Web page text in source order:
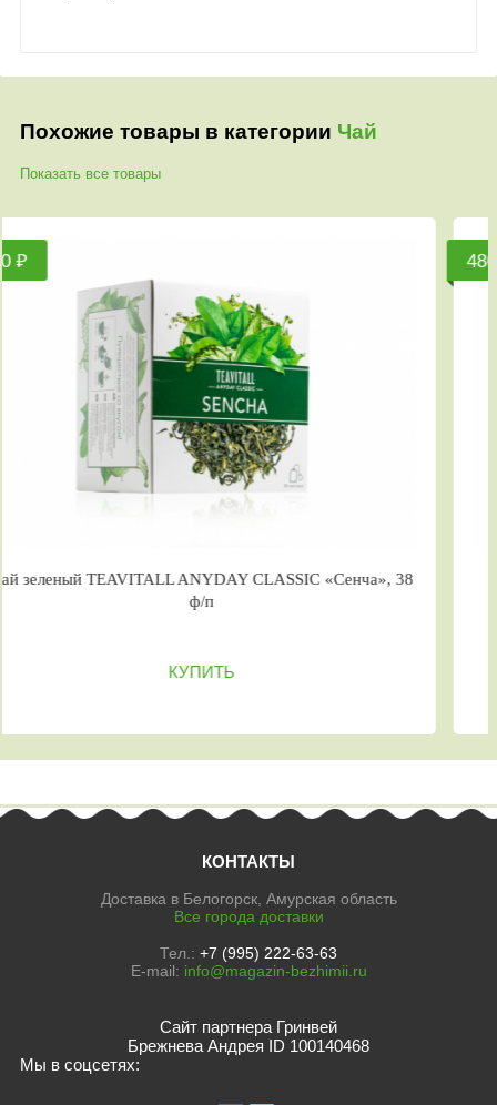
Похожие товары в категории Чай
Показать все товары
ANYDAY CLASSIC «Сенча», 38
КОНТАКТЫ
Доставка в Белогорск, Амурская область
Все города доставки
Тел.: +7 (995) 222-63-63
E-mail: info@magazin-bezhimii.ru
Сайт партнера Гринвей
Брежнева Андрея ID 100140468
Мы в соцсетях: